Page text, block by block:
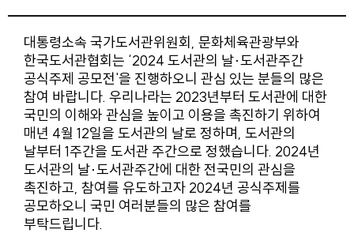
대통령소속 국가도서관위원회, 문화체육관광부와
한국도서관협회는 ‘2024 도서관의 날·도서관주간
공식주제 공모전'을 진행하오니 관심 있는 분들의 많은
참여 바랍니다. 우리나라는 2023년부터 도서관에 대한
국민의 이해와 관심을 높이고 이용을 촉진하기 위하여
매년 4월 12일을 도서관의 날로 정하며, 도서관의
날부터 1주간을 도서관 주간으로 정했습니다. 2024년
도서관의 날·도서관주간에 대한 전국민의 관심을
촉진하고, 참여를 유도하고자 2024년 공식주제를
공모하오니 국민 여러분들의 많은 참여를
부탁드립니다.